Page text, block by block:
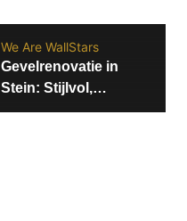
We Are WallStars
Gevelrenovatie in
Stein: Stijlvol,
Duurzaam en Tot in